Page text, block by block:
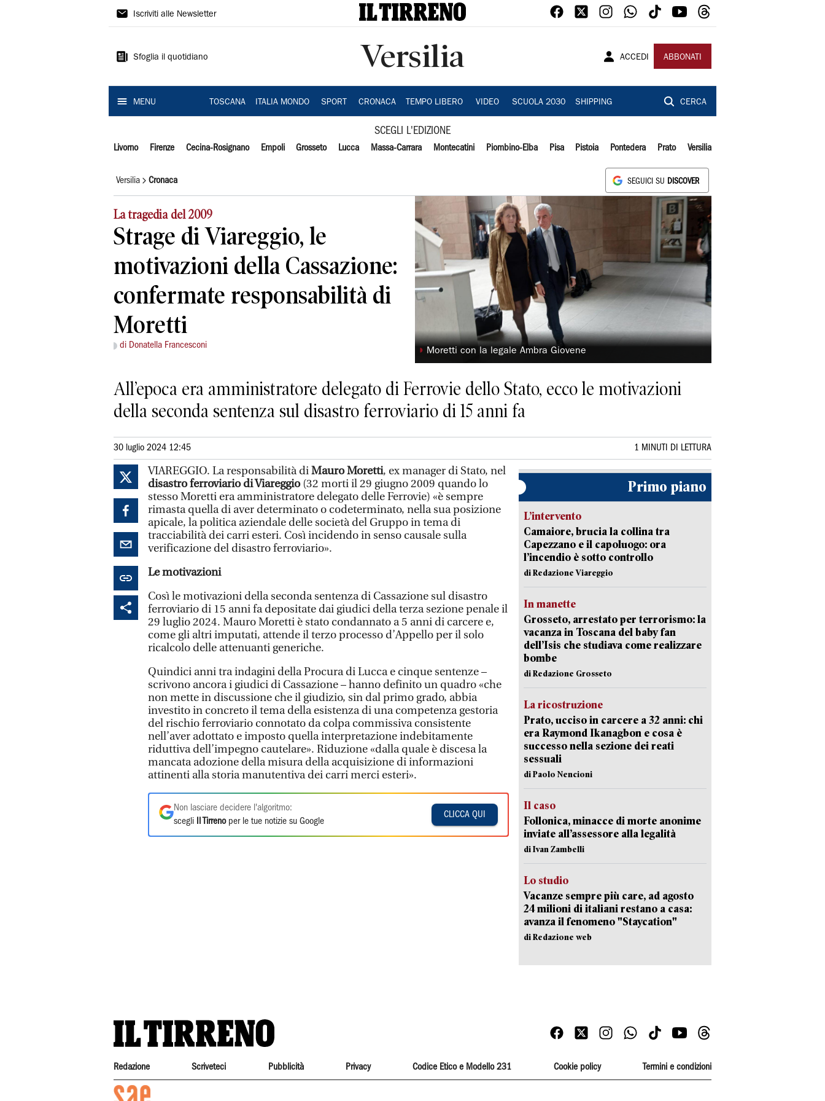
Il
Iscriviti alle Newsletter
Sfoglia il quotidiano Versilia ACCEDI ABBONATI
MENU TOSCANA ITALIA MONDO SPORT CRONACA TEMPO LIBERO VIDEO SCUOLA 2030 SHIPPING CERCA
SCEGLI L'EDIZIONE
Livorno Firenze Cecina-Rosignano Empoli Grosseto Lucca Massa-Carrara Montecatini Piombino-Elba Pisa Pistoia Pontedera Prato Versilia
Versilia Cronaca SEGUICI SU DISCOVER
La tragedia del 2009
Strage di Viareggio, le
motivazioni della Cassazione:
confermate responsabilità di
Moretti
di Donatella Francesconi
◗ Moretti con la legale Ambra Giovene
All’epoca era amministratore delegato di Ferrovie dello Stato, ecco le motivazioni
della seconda sentenza sul disastro ferroviario di 15 anni fa
30 luglio 2024 12:45 1 MINUTI DI LETTURA
VIAREGGIO. La responsabilità diMauro Moretti, ex manager di Stato, nel
disastro ferroviario di Viareggio(32 morti il 29 giugno 2009 quando lo
stesso Moretti era amministratore delegato delle Ferrovie) «è sempre
rimasta quella di aver determinato o codeterminato, nella sua posizione
apicale, la politica aziendale delle società del Gruppo in tema di
tracciabilità dei carri esteri. Così incidendo in senso causale sulla
verificazione del disastro ferroviario».
Le motivazioni
Così le motivazioni della seconda sentenza di Cassazione sul disastro
ferroviario di 15 anni fa depositate dai giudici della terza sezione penale il
29 luglio 2024. Mauro Moretti è stato condannato a 5 anni di carcere e,
come gli altri imputati, attende il terzo processo d’Appello per il solo
ricalcolo delle attenuanti generiche.
Quindici anni tra indagini della Procura di Lucca e cinque sentenze –
scrivono ancora i giudici di Cassazione – hanno definito un quadro «che
non mette in discussione che il giudizio, sin dal primo grado, abbia
investito in concreto il tema della esistenza di una competenza gestoria
del rischio ferroviario connotato da colpa commissiva consistente
nell’aver adottato e imposto quella interpretazione indebitamente
riduttiva dell’impegno cautelare». Riduzione «dalla quale è discesa la
mancata adozione della misura della acquisizione di informazioni
attinenti alla storia manutentiva dei carri merci esteri».
Non lasciare decidere l'algoritmo:
scegli
Il Tirrenoper le tue notizie su Google
CLICCA QUI
Primo piano
L’intervento
Camaiore, brucia la collina tra
Capezzano e il capoluogo: ora
l’incendio è sotto controllo
di Redazione Viareggio
In manette
Grosseto, arrestato per terrorismo: la
vacanza in Toscana del baby fan
dell’Isis che studiava come realizzare
bombe
di Redazione Grosseto
La ricostruzione
Prato, ucciso in carcere a 32 anni: chi
era Raymond Ikanagbon e cosa è
successo nella sezione dei reati
sessuali
di Paolo Nencioni
Il caso
Follonica, minacce di morte anonime
inviate all’assessore alla legalità
di Ivan Zambelli
Lo studio
Vacanze sempre più care, ad agosto
24 milioni di italiani restano a casa:
avanza il fenomeno "Staycation"
di Redazione web
Redazione Scriveteci Pubblicità Privacy Codice Etico e Modello 231 Cookie policy Termini e condizioni